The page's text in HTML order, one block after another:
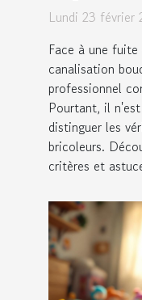
vos
Lundi 23 février
Face à une fuite
canalisation
professionnel
Pourtant, il
distinguer les
bricoleurs.
critères et